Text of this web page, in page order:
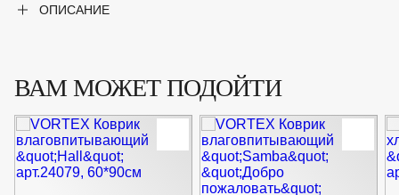
ОПИСАНИЕ
ВАМ МОЖЕТ ПОДОЙТИ